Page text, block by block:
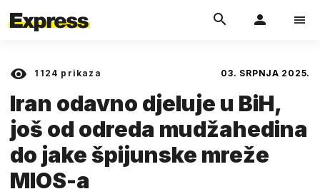
1124 prikaza 03. SRPNJA 2025.
Iran odavno djeluje u BiH,
još od odreda mudžahedina
do jake špijunske mreže
MIOS-a